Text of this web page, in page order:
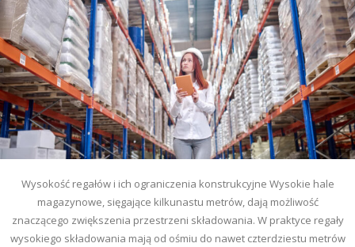
Wysokość regałów i ich ograniczenia konstrukcyjne Wysokie hale
magazynowe, sięgające kilkunastu metrów, dają możliwość
znaczącego zwiększenia przestrzeni składowania. W praktyce regały
wysokiego składowania mają od ośmiu do nawet czterdziestu metrów